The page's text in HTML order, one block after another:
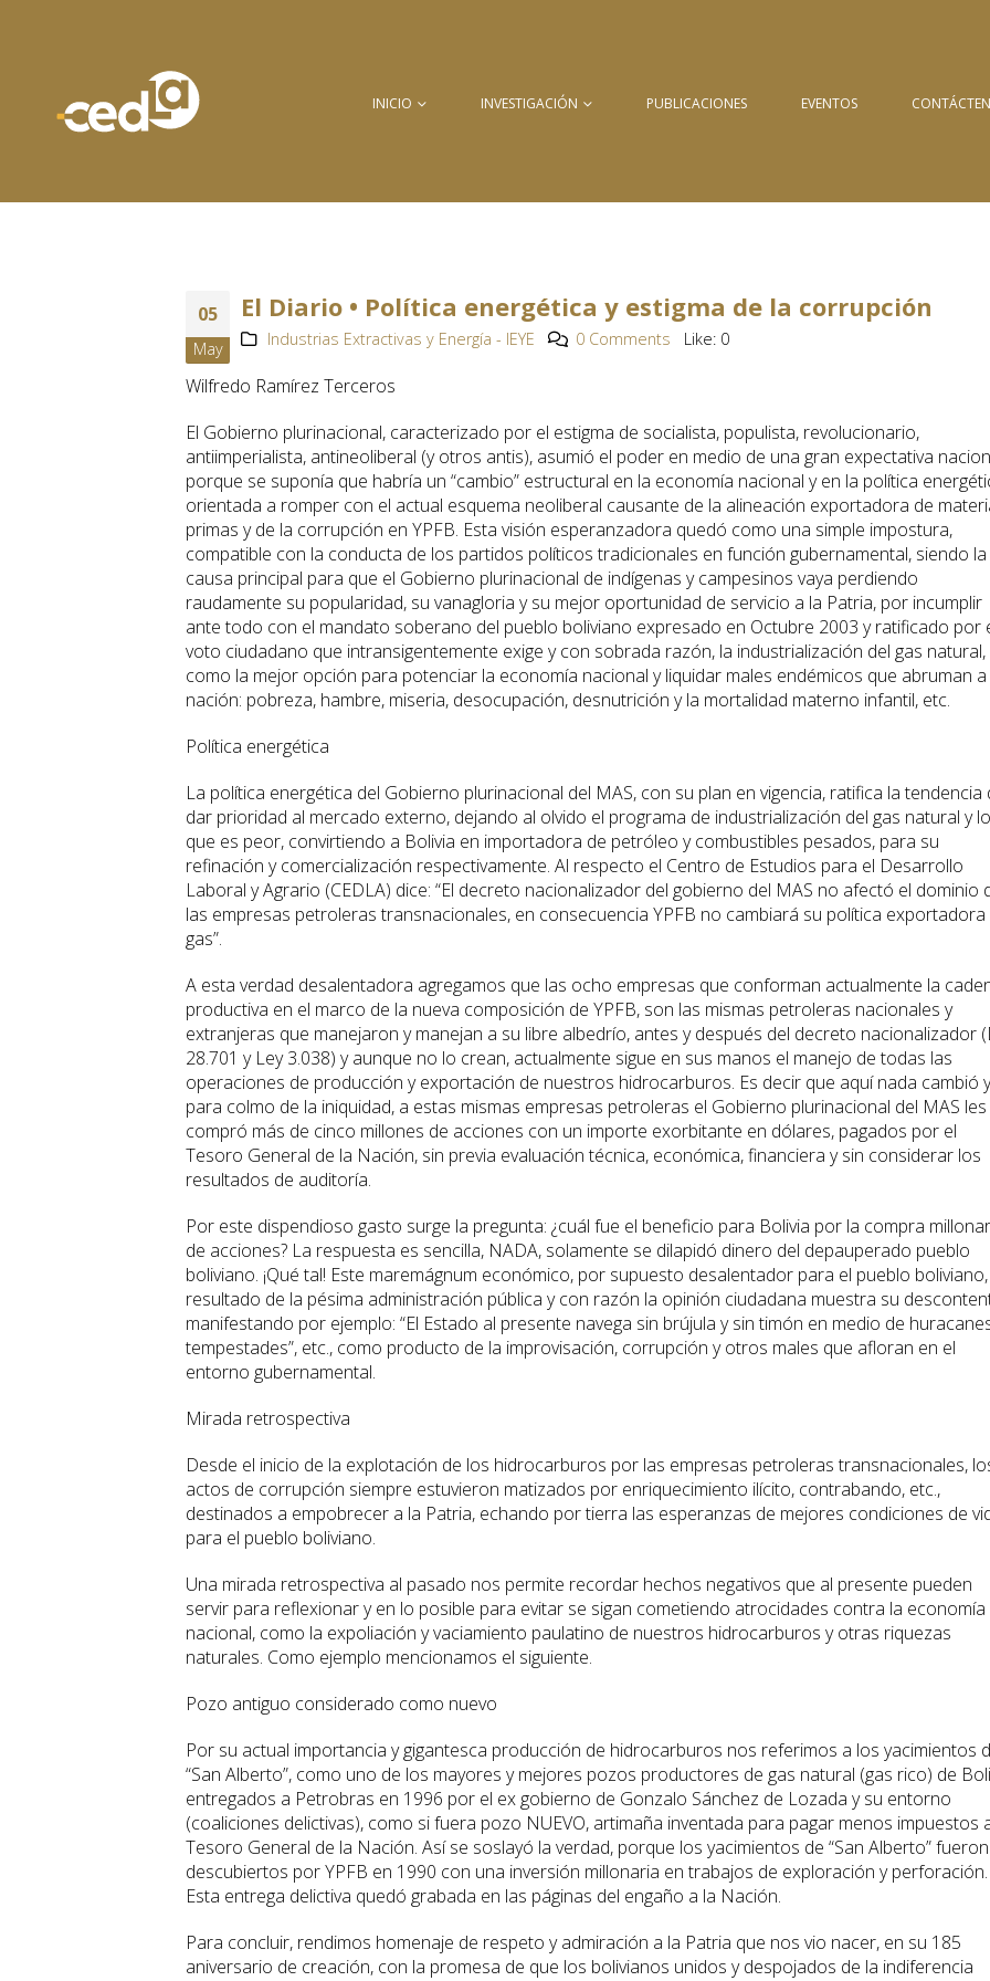
INICIO INVESTIGACIÓN PUBLICACIONES EVENTOS
05
May
El Diario • Política energética y estigma de la corrupción
Industrias Extractivas y Energía - IEYE 0 Comments Like: 0
Wilfredo Ramírez Terceros
El Gobierno plurinacional, caracterizado por el estigma de socialista, populista, revolucionario,
antiimperialista, antineoliberal (y otros antis), asumió el poder en medio de una gran expectativa
porque se suponía que habría un “cambio” estructural en la economía nacional y en la política
orientada a romper con el actual esquema neoliberal causante de la alineación exportadora de
primas y de la corrupción en YPFB. Esta visión esperanzadora quedó como una simple impostura,
compatible con la conducta de los partidos políticos tradicionales en función gubernamental, siendo la
causa principal para que el Gobierno plurinacional de indígenas y campesinos vaya perdiendo
raudamente su popularidad, su vanagloria y su mejor oportunidad de servicio a la Patria, por incumplir
ante todo con el mandato soberano del pueblo boliviano expresado en Octubre 2003 y ratificado por
voto ciudadano que intransigentemente exige y con sobrada razón, la industrialización del gas natural,
como la mejor opción para potenciar la economía nacional y liquidar males endémicos que abruman a
nación: pobreza, hambre, miseria, desocupación, desnutrición y la mortalidad materno infantil, etc.
Política energética
La política energética del Gobierno plurinacional del MAS, con su plan en vigencia, ratifica la tendencia
dar prioridad al mercado externo, dejando al olvido el programa de industrialización del gas natural y lo
que es peor, convirtiendo a Bolivia en importadora de petróleo y combustibles pesados, para su
refinación y comercialización respectivamente. Al respecto el Centro de Estudios para el Desarrollo
Laboral y Agrario (CEDLA) dice: “El decreto nacionalizador del gobierno del MAS no afectó el dominio
las empresas petroleras transnacionales, en consecuencia YPFB no cambiará su política exportadora
gas”.
A esta verdad desalentadora agregamos que las ocho empresas que conforman actualmente la
productiva en el marco de la nueva composición de YPFB, son las mismas petroleras nacionales y
extranjeras que manejaron y manejan a su libre albedrío, antes y después del decreto nacionalizador
28.701 y Ley 3.038) y aunque no lo crean, actualmente sigue en sus manos el manejo de todas las
operaciones de producción y exportación de nuestros hidrocarburos. Es decir que aquí nada cambió y
para colmo de la iniquidad, a estas mismas empresas petroleras el Gobierno plurinacional del MAS les
compró más de cinco millones de acciones con un importe exorbitante en dólares, pagados por el
Tesoro General de la Nación, sin previa evaluación técnica, económica, financiera y sin considerar los
resultados de auditoría.
Por este dispendioso gasto surge la pregunta: ¿cuál fue el beneficio para Bolivia por la compra
de acciones? La respuesta es sencilla, NADA, solamente se dilapidó dinero del depauperado pueblo
boliviano. ¡Qué tal! Este maremágnum económico, por supuesto desalentador para el pueblo
resultado de la pésima administración pública y con razón la opinión ciudadana muestra su
manifestando por ejemplo: “El Estado al presente navega sin brújula y sin timón en medio de
tempestades”, etc., como producto de la improvisación, corrupción y otros males que afloran en el
entorno gubernamental.
Mirada retrospectiva
Desde el inicio de la explotación de los hidrocarburos por las empresas petroleras transnacionales,
actos de corrupción siempre estuvieron matizados por enriquecimiento ilícito, contrabando, etc.,
destinados a empobrecer a la Patria, echando por tierra las esperanzas de mejores condiciones de
para el pueblo boliviano.
Una mirada retrospectiva al pasado nos permite recordar hechos negativos que al presente pueden
servir para reflexionar y en lo posible para evitar se sigan cometiendo atrocidades contra la economía
nacional, como la expoliación y vaciamiento paulatino de nuestros hidrocarburos y otras riquezas
naturales. Como ejemplo mencionamos el siguiente.
Pozo antiguo considerado como nuevo
Por su actual importancia y gigantesca producción de hidrocarburos nos referimos a los yacimientos
“San Alberto”, como uno de los mayores y mejores pozos productores de gas natural (gas rico) de
entregados a Petrobras en 1996 por el ex gobierno de Gonzalo Sánchez de Lozada y su entorno
(coaliciones delictivas), como si fuera pozo NUEVO, artimaña inventada para pagar menos impuestos
Tesoro General de la Nación. Así se soslayó la verdad, porque los yacimientos de “San Alberto” fueron
descubiertos por YPFB en 1990 con una inversión millonaria en trabajos de exploración y perforación.
Esta entrega delictiva quedó grabada en las páginas del engaño a la Nación.
Para concluir, rendimos homenaje de respeto y admiración a la Patria que nos vio nacer, en su 185
aniversario de creación, con la promesa de que los bolivianos unidos y despojados de la indiferencia